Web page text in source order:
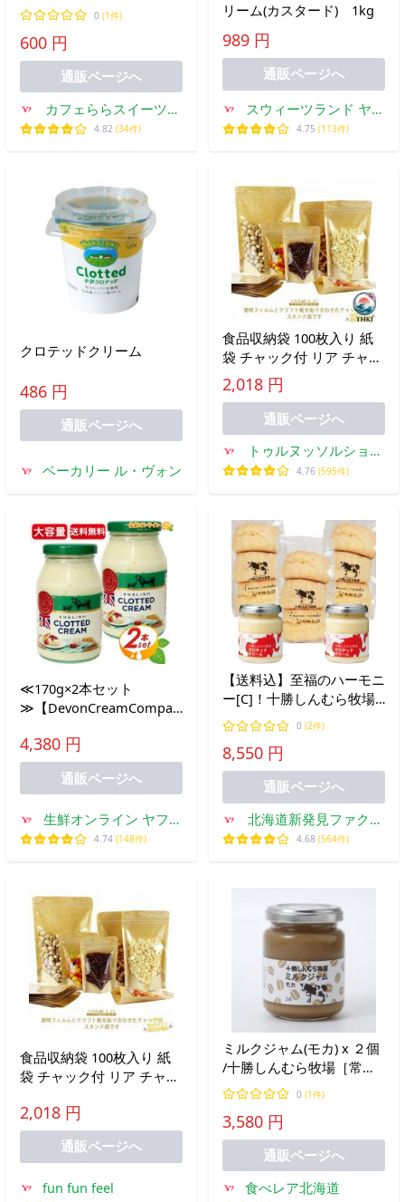
0 (1件)
600 円
通販ページへ
カフェららスイーツヤ
フー店
4.82 (34件)
リーム(カスタード) 1kg
989 円
通販ページへ
スウィーツランド ヤフ
ー店
4.75 (113件)
クロテッドクリーム
486 円
通販ページへ
ベーカリー ル・ヴォン
食品収納袋 100枚入り 紙
袋 チャック付 リア チャッ
ク付透明クラフト袋 密閉
袋 透明窓付き クラフト紙
袋 ジップ袋 食品保存 入り
人気 おしゃれ
2,018 円
通販ページへ
トゥルヌッソルショッ
プ
4.76 (595件)
≪170g×2本セット
≫【DevonCreamCompany】
ーン 大容量 ミルク 乳製品
濃厚 クリーム 料理 ギフト
クール冷蔵【コストコ】
4,380 円
通販ページへ
生鮮オンライン ヤフー
店
4.74 (148件)
【送料込】至福のハーモニ
ー[C]！十勝しんむら牧場
スコーン(3個入)×3袋 とク
ロテッドクリーム2個のセ
ット 箱入 お中元 誕生日
ギフト
0 (2件)
8,550 円
通販ページへ
北海道新発見ファクト
リー
4.68 (564件)
食品収納袋 100枚入り 紙
袋 チャック付 リア チャッ
袋 透明窓付き クラフト紙
袋 ジップ袋 食品保存 入り
人気 おしゃれ
2,018 円
通販ページへ
fun fun feel
ミルクジャム(モカ) x ２個
/十勝しんむら牧場［常温
発送］
0 (1件)
3,580 円
通販ページへ
食べレア北海道